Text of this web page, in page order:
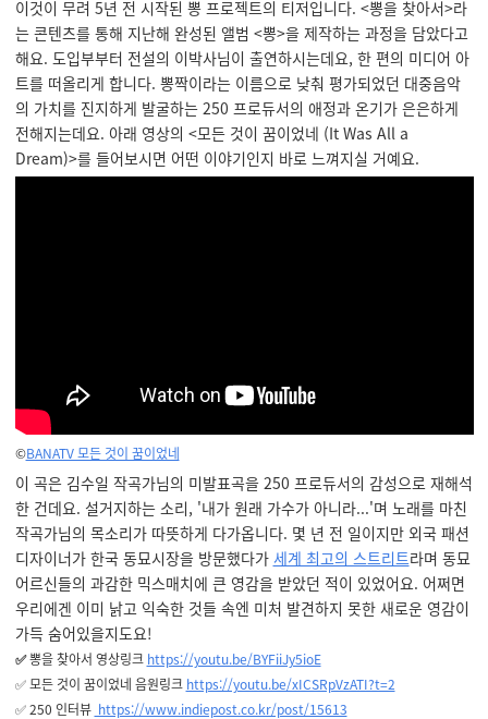
이것이 무려 5년 전 시작된 뽕 프로젝트의 티저입니다. <뽕을 찾아서>라
는 콘텐츠를 통해 지난해 완성된 앨범 <뽕>을 제작하는 과정을 담았다고
해요. 도입부부터 전설의 이박사님이 출연하시는데요, 한 편의 미디어 아
트를 떠올리게 합니다. 뽕짝이라는 이름으로 낮춰 평가되었던 대중음악
의 가치를 진지하게 발굴하는 250 프로듀서의 애정과 온기가 은은하게
전해지는데요. 아래 영상의 <모든 것이 꿈이었네 (It Was All a
Dream)>를 들어보시면 어떤 이야기인지 바로 느껴지실 거예요.
©BANATV 모든 것이 꿈이었네
이 곡은 김수일 작곡가님의 미발표곡을 250 프로듀서의 감성으로 재해석
한 건데요. 설거지하는 소리, '내가 원래 가수가 아니라...'며 노래를 마친
작곡가님의 목소리가 따뜻하게 다가옵니다. 몇 년 전 일이지만 외국 패션
디자이너가 한국 동묘시장을 방문했다가 세계 최고의 스트리트라며 동묘
어르신들의 과감한 믹스매치에 큰 영감을 받았던 적이 있었어요. 어쩌면
우리에겐 이미 낡고 익숙한 것들 속엔 미처 발견하지 못한 새로운 영감이
가득 숨어있을지도요!
✅뽕을 찾아서 영상링크 https://youtu.be/BYFiiJy5ioE
✅ 모든 것이 꿈이었네 음원링크 https://youtu.be/xICSRpVzATI?t=2
✅ 250 인터뷰 https://www.indiepost.co.kr/post/15613